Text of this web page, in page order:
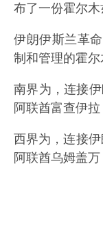
布了一份霍尔木
伊朗伊斯兰革
制和管理的霍尔
南界为，连接
阿联酋富查伊拉
西界为，连接伊
阿联酋乌姆盖万